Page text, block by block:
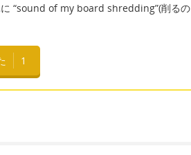
“sound of my board shredding”(削るの
1